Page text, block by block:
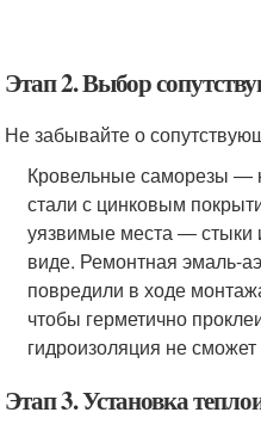
Этап 2. Выбор
Не забывайте о
Кровельные саморезы ―
стали с цинковым
уязвимые места ― стыки
виде. Ремонтная эмаль-
повредили в ходе
чтобы герметично
гидроизоляция не
Этап 3. Установка